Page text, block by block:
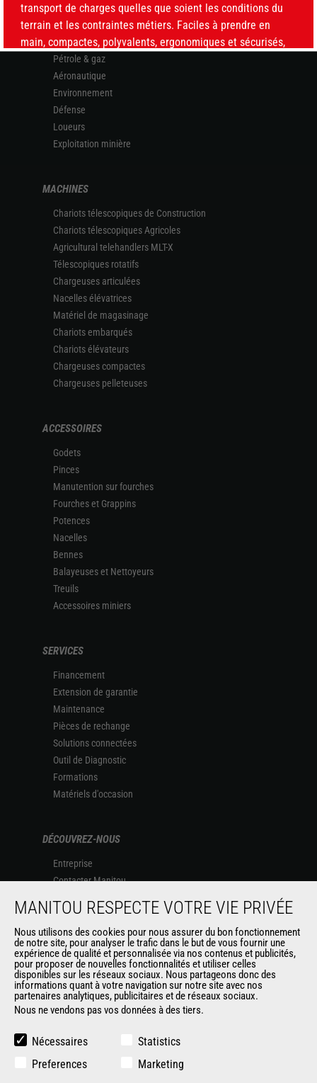
Agriculture
Construction
Industries
Pétrole & gaz
Aéronautique
Environnement
Défense
Loueurs
Exploitation minière
MACHINES
Chariots télescopiques de Construction
Chariots télescopiques Agricoles
Agricultural telehandlers MLT-X
Télescopiques rotatifs
Chargeuses articulées
Nacelles élévatrices
Matériel de magasinage
Chariots embarqués
Chariots élévateurs
Chargeuses compactes
Chargeuses pelleteuses
ACCESSOIRES
Godets
Pinces
Manutention sur fourches
Fourches et Grappins
Potences
Nacelles
Bennes
Balayeuses et Nettoyeurs
Treuils
Accessoires miniers
SERVICES
Financement
Extension de garantie
Maintenance
Pièces de rechange
Solutions connectées
Outil de Diagnostic
Formations
Matériels d'occasion
DÉCOUVREZ-NOUS
Entreprise
Contacter Manitou
Politique de protection des données
Evénements
Actualités
Historique
AUTRES SITES DU GROUPE
Manitou Group
Used Manitou Machines
transport de charges quelles que soient les conditions du
terrain et les contraintes métiers. Faciles à prendre en
main, compactes, polyvalents, ergonomiques et sécurisés,
ces chariots télescopiques améliorent votre productivité et
facilitent au quotidien votre travail.
NOS TÉLESCOPIQUES DE CONSTRUCTION
MANITOU RESPECTE VOTRE VIE PRIVÉE
Nous utilisons des cookies pour nous assurer du bon fonctionnement
de notre site, pour analyser le trafic dans le but de vous fournir une
expérience de qualité et personnalisée via nos contenus et publicités,
pour proposer de nouvelles fonctionnalités et utiliser celles
disponibles sur les réseaux sociaux. Nous partageons donc des
informations quant à votre navigation sur notre site avec nos
partenaires analytiques, publicitaires et de réseaux sociaux.
Nous ne vendons pas vos données à des tiers.
Nécessaires
Statistics
Preferences
Marketing